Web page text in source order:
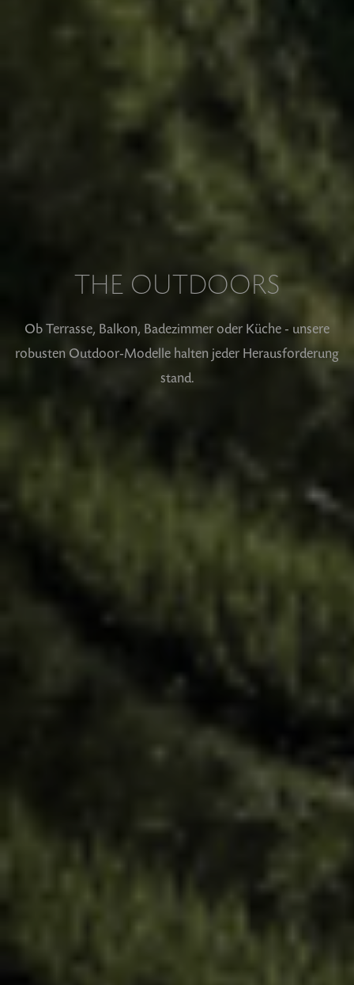
THE OUTDOORS
Ob Terrasse, Balkon, Badezimmer oder Küche - unsere
robusten Outdoor-Modelle halten jeder Herausforderung
stand.